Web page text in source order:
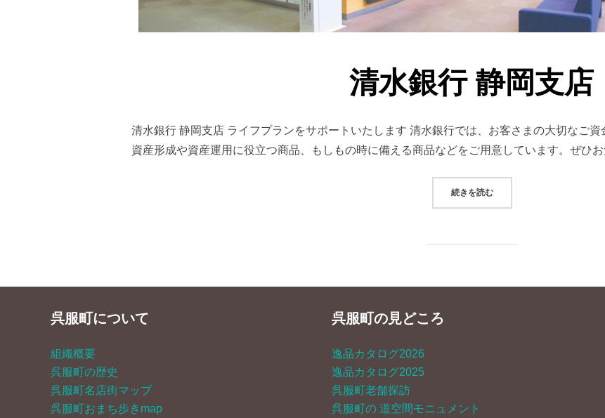
清水銀行 静岡支店
清水銀行 静岡支店 ライフプランをサポートいたします 清水銀行では、お客さまの大切なご資
資産形成や資産運用に役立つ商品、もしもの時に備える商品などをご用意しています。ぜひ
続きを読む“清水銀行 静岡支店”
呉服町について
組織概要
呉服町の歴史
呉服町名店街マップ
呉服町おまち歩きmap
呉服町の見どころ
逸品カタログ2026
逸品カタログ2025
呉服町老舗探訪
呉服町の 道空間モニュメント